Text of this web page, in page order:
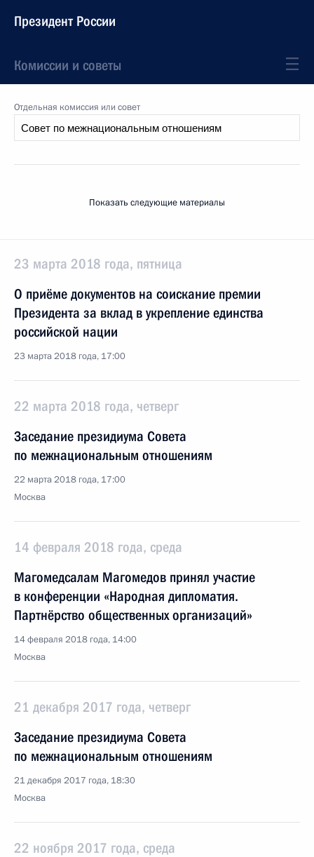
Президент России
Комиссии и советы
Отдельная комиссия или совет
Показать следующие материалы
23 марта 2018 года, пятница
О приёме документов на соискание премии
Президента за вклад в укрепление единства
российской нации
23 марта 2018 года, 17:00
22 марта 2018 года, четверг
Заседание президиума Совета
по межнациональным отношениям
22 марта 2018 года, 17:00
Москва
14 февраля 2018 года, среда
Магомедсалам Магомедов принял участие
в конференции «Народная дипломатия.
Партнёрство общественных организаций»
14 февраля 2018 года, 14:00
Москва
21 декабря 2017 года, четверг
Заседание президиума Совета
по межнациональным отношениям
21 декабря 2017 года, 18:30
Москва
22 ноября 2017 года, среда